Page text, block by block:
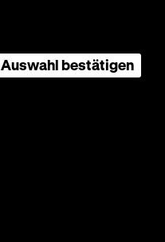
Auswahl bestätigen